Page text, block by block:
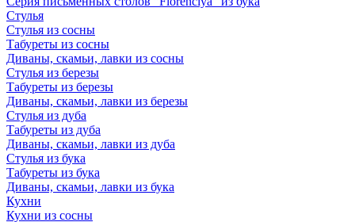
Стулья
Стулья из сосны
Табуреты из сосны
Диваны, скамьи, лавки из сосны
Стулья из березы
Табуреты из березы
Диваны, скамьи, лавки из березы
Стулья из дуба
Табуреты из дуба
Диваны, скамьи, лавки из дуба
Стулья из бука
Табуреты из бука
Диваны, скамьи, лавки из бука
Кухни
Кухни из сосны